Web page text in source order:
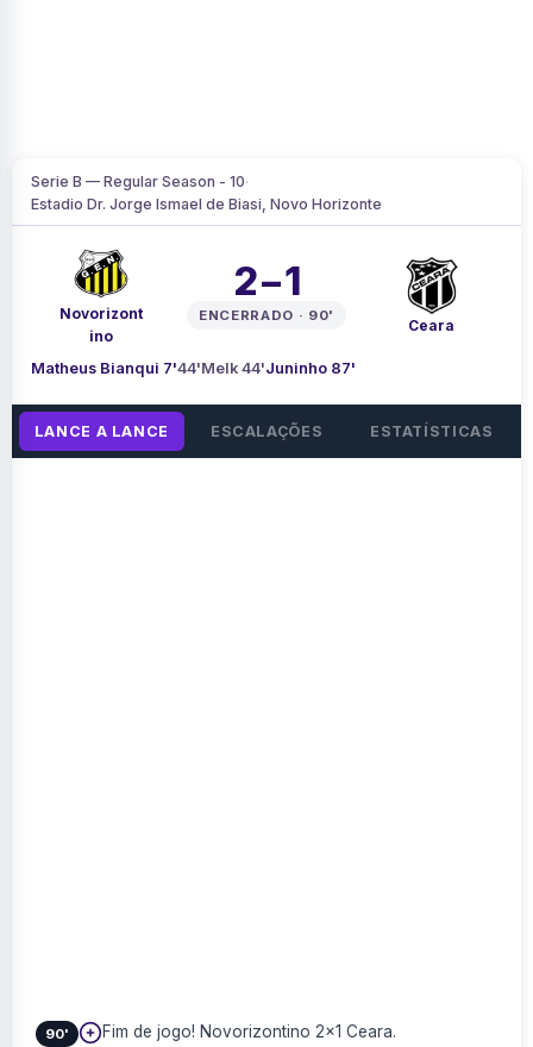
Serie B — Regular Season - 10·
Estadio Dr. Jorge Ismael de Biasi, Novo Horizonte
Novorizont
ino
2 – 1
ENCERRADO · 90'
Ceara
Matheus Bianqui 7'44'Melk 44'Juninho 87'
LANCE A LANCE ESCALAÇÕES ESTATÍSTICAS
90' Fim de jogo! Novorizontino 2×1 Ceara.